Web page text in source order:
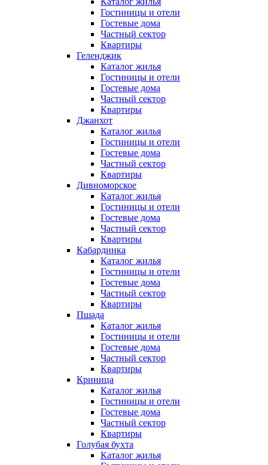
Гостиницы и отели
Гостевые дома
Частный сектор
Квартиры
Геленджик
Каталог жилья
Гостиницы и отели
Гостевые дома
Частный сектор
Квартиры
Джанхот
Каталог жилья
Гостиницы и отели
Гостевые дома
Частный сектор
Квартиры
Дивноморское
Каталог жилья
Гостиницы и отели
Гостевые дома
Частный сектор
Квартиры
Кабардинка
Каталог жилья
Гостиницы и отели
Гостевые дома
Частный сектор
Квартиры
Пшада
Каталог жилья
Гостиницы и отели
Гостевые дома
Частный сектор
Квартиры
Криница
Каталог жилья
Гостиницы и отели
Гостевые дома
Частный сектор
Квартиры
Голубая бухта
Каталог жилья